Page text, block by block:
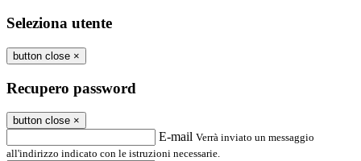
Seleziona utente
button close ×
Recupero password
button close ×
E-mail Verrà inviato un messaggio
all'indirizzo indicato con le istruzioni necessarie.